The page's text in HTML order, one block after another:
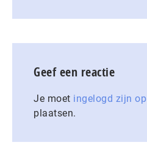
Geef een reactie
Je moet ingelogd zijn op
plaatsen.